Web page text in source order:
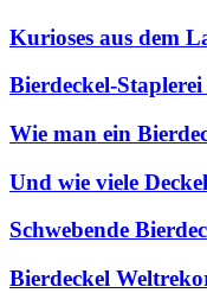
Kurioses aus dem
Bierdeckel-
Wie man ein
Und wie viele
Schwebende
Bierdeckel